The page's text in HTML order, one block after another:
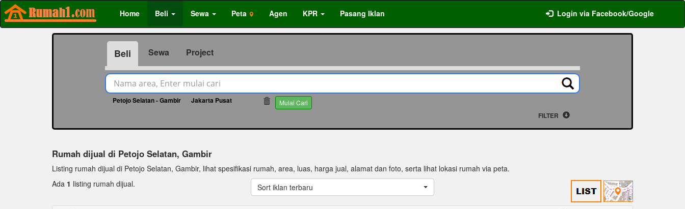
Home Beli Sewa Peta Agen KPR Pasang Iklan Login via Facebook/Google
Beli Sewa Project
Petojo Selatan - Gambir Jakarta Pusat Mulai Cari
FILTER
Rumah dijual di Petojo Selatan, Gambir
Listing rumah dijual di Petojo Selatan, Gambir, lihat spesifikasi rumah, area, luas, harga jual, alamat dan foto, serta lihat lokasi rumah via peta.
Ada 1 listing rumah dijual. Sort iklan terbaru